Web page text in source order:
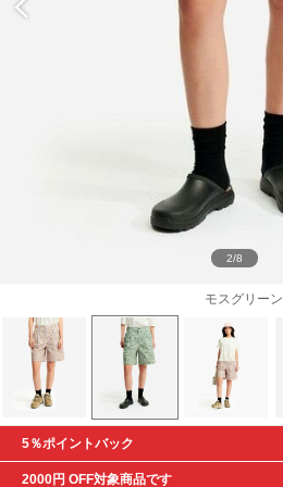
モスグリーン
2/8
5％ポイントバック
2000円 OFF対象商品です